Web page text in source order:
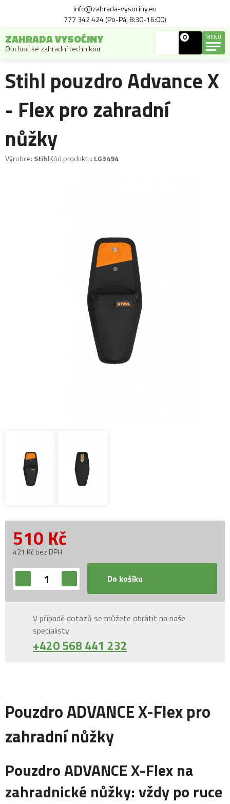
info@zahrada-vysociny.eu
777 342 424 (Po-Pá: 8:30-16:00)
ZAHRADA VYSOČINY
Obchod se zahradní technikou
0 MENU
Stihl pouzdro Advance X
- Flex pro zahradní
nůžky
Výrobce: StihlKód produktu: LG3494
510 Kč
421 Kč bez DPH
Do košíku
V případě dotazů se můžete obrátit na naše
specialisty
+420 568 441 232
Pouzdro ADVANCE X-Flex pro
zahradní nůžky
Pouzdro ADVANCE X-Flex na
zahradnické nůžky: vždy po ruce